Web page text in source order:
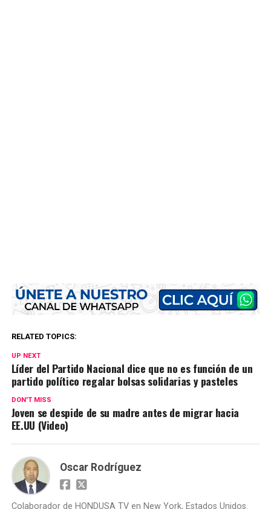
RELATED TOPICS:
UP NEXT
Líder del Partido Nacional dice que no es función de un
partido político regalar bolsas solidarias y pasteles
DON'T MISS
Joven se despide de su madre antes de migrar hacia
EE.UU (Video)
Oscar Rodríguez
Colaborador de HONDUSA TV en New York, Estados Unidos.